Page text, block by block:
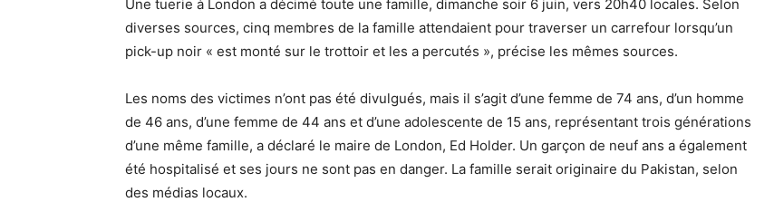
Une tuerie à London a décimé toute une famille, dimanche soir 6 juin, vers 20h40 locales. Selon
diverses sources, cinq membres de la famille attendaient pour traverser un carrefour lorsqu’un
pick-up noir « est monté sur le trottoir et les a percutés », précise les mêmes sources.
Les noms des victimes n’ont pas été divulgués, mais il s’agit d’une femme de 74 ans, d’un homme
de 46 ans, d’une femme de 44 ans et d’une adolescente de 15 ans, représentant trois générations
d’une même famille, a déclaré le maire de London, Ed Holder. Un garçon de neuf ans a également
été hospitalisé et ses jours ne sont pas en danger. La famille serait originaire du Pakistan, selon
des médias locaux.